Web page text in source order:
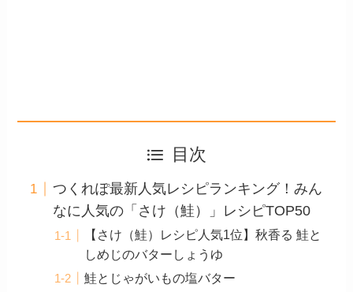
目次
つくれぽ最新人気レシピランキング！みん
なに人気の「さけ（鮭）」レシピTOP50
【さけ（鮭）レシピ人気1位】秋香る 鮭と
しめじのバターしょうゆ
鮭とじゃがいもの塩バター